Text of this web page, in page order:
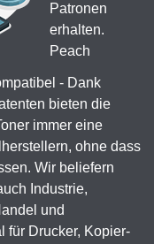
Patronen
erhalten.
Peach
- Dank
bieten die
immer eine
ohne dass
Wir beliefern
Industrie,
und
für Drucker, Kopier-